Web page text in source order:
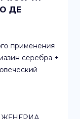
ДЕ
применения
серебра +